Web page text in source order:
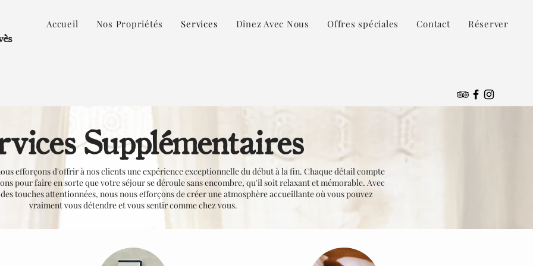
Accueil Nos Propriétés Services Dînez Avec Nous Offres spéciales Contact Réserver
Supplémentaires
efforçons d'offrir à nos clients une expérience exceptionnelle du début à la fin. Chaque détail compte
pour faire en sorte que votre séjour se déroule sans encombre, qu'il soit relaxant et mémorable. Avec
touches attentionnées, nous nous efforçons de créer une atmosphère accueillante où vous pouvez
vraiment vous détendre et vous sentir comme chez vous.